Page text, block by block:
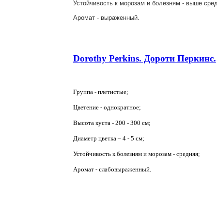
Устойчивость к морозам и болезням - выше
Аромат - выраженный.
Dorothy Perkins. Дороти Перкинс.
Группа - плетистые;
Цветение - однократное;
Высота куста - 200 - 300 см;
Диаметр цветка – 4 - 5 см;
Устойчивость к болезням и морозам - средняя;
Аромат - слабовыраженный.